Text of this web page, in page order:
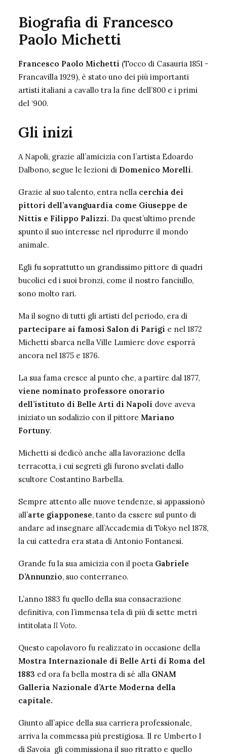
Biografia di Francesco
Paolo Michetti
Francesco Paolo Michetti (Tocco di Casauria 1851 -
Francavilla 1929), è stato uno dei più importanti
artisti italiani a cavallo tra la fine dell’800 e i primi
del ‘900.
Gli inizi
A Napoli, grazie all’amicizia con l’artista Edoardo
Dalbono, segue le lezioni di Domenico Morelli.
Grazie al suo talento, entra nella cerchia dei
pittori dell’avanguardia come Giuseppe de
Nittis e Filippo Palizzi. Da quest’ultimo prende
spunto il suo interesse nel riprodurre il mondo
animale.
Egli fu soprattutto un grandissimo pittore di quadri
bucolici ed i suoi bronzi, come il nostro fanciullo,
sono molto rari.
Ma il sogno di tutti gli artisti del periodo, era di
partecipare ai famosi Salon di Parigi e nel 1872
Michetti sbarca nella Ville Lumiere dove esporrà
ancora nel 1875 e 1876.
La sua fama cresce al punto che, a partire dal 1877,
viene nominato professore onorario
dell’istituto di Belle Arti di Napoli dove aveva
iniziato un sodalizio con il pittore Mariano
Fortuny.
Michetti si dedicò anche alla lavorazione della
terracotta, i cui segreti gli furono svelati dallo
scultore Costantino Barbella.
Sempre attento alle nuove tendenze, si appassionò
all’arte giapponese, tanto da essere sul punto di
andare ad insegnare all’Accademia di Tokyo nel 1878,
la cui cattedra era stata di Antonio Fontanesi.
Grande fu la sua amicizia con il poeta Gabriele
D’Annunzio, suo conterraneo.
L’anno 1883 fu quello della sua consacrazione
definitiva, con l’immensa tela di più di sette metri
intitolata Il Voto.
Questo capolavoro fu realizzato in occasione della
Mostra Internazionale di Belle Arti di Roma del
1883 ed ora fa bella mostra di sé alla GNAM
Galleria Nazionale d’Arte Moderna della
capitale.
Giunto all’apice della sua carriera professionale,
arriva la commessa più prestigiosa. Il re Umberto I
di Savoia gli commissiona il suo ritratto e quello